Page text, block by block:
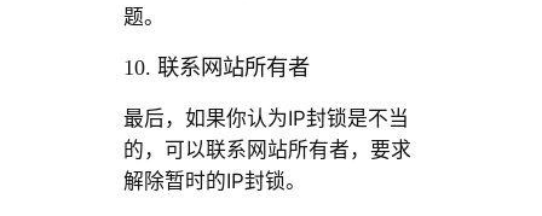
题。
10. 联系网站所有者
最后，如果你认为IP封锁是不当
的，可以联系网站所有者，要求
解除暂时的IP封锁。